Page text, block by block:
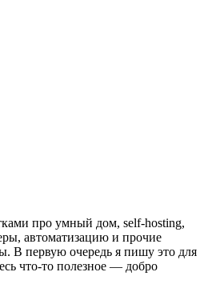
про умный дом, self-hosting,
автоматизацию и прочие
В первую очередь я пишу это для
что-то полезное — добро